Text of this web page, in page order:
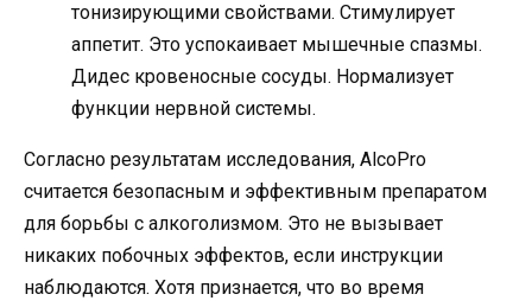
тонизирующими свойствами. Стимулирует
аппетит. Это успокаивает мышечные спазмы.
Дидес кровеносные сосуды. Нормализует
функции нервной системы.
Согласно результатам исследования, AlcoPro
считается безопасным и эффективным препаратом
для борьбы с алкоголизмом. Это не вызывает
никаких побочных эффектов, если инструкции
наблюдаются. Хотя признается, что во время